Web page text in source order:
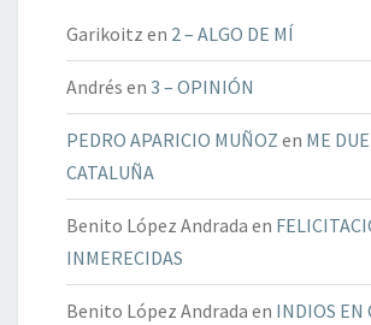
Garikoitz en 2 – ALGO DE MÍ
Andrés en 3 – OPINIÓN
PEDRO APARICIO MUÑOZ en ME
CATALUÑA
Benito López Andrada en
INMERECIDAS
Benito López Andrada en INDIOS EN